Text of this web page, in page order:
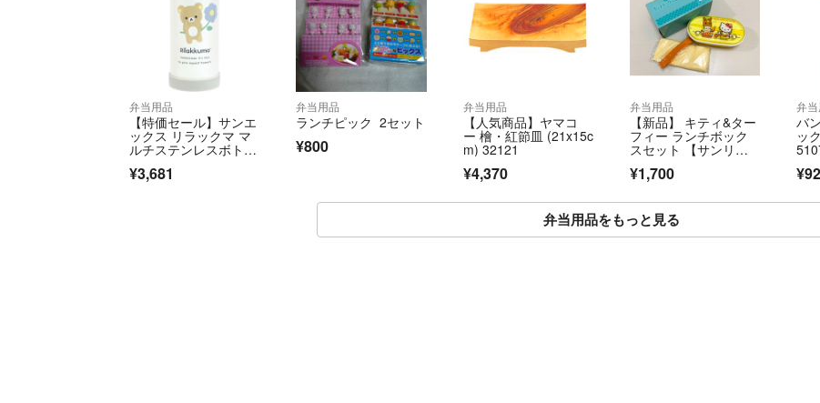
弁当用品
【特価セール】サンエ
ックス リラックマ マ
ルチステンレスボト
ル KA29501
¥3,681
弁当用品
ランチピック 2セット
¥800
弁当用品
【人気商品】ヤマコ
ー 檜・紅節皿 (21x15c
m) 32121
¥4,370
弁当用品
【新品】 キティ&ター
フィー ランチボック
スセット 【サンリ
オ】
¥1,700
弁
バ
ッ
ル
分
品
弁当用品をもっと見る